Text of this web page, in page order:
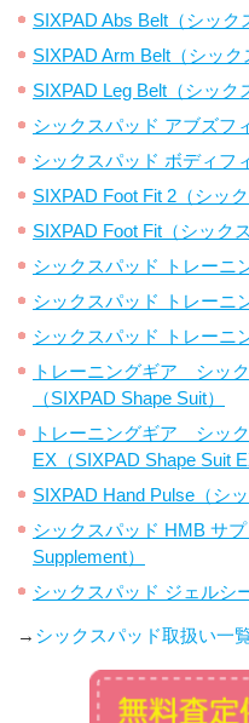
SIXPAD Abs Belt（シック
SIXPAD Arm Belt（シック
SIXPAD Leg Belt（シック
シックスパッド アブズフ
シックスパッド ボディフ
SIXPAD Foot Fit 2（シッ
SIXPAD Foot Fit（シック
シックスパッド トレー
シックスパッド トレー
シックスパッド トレー
トレーニングギア シッ
（SIXPAD Shape Suit）
トレーニングギア シッ
EX（SIXPAD Shape Suit
SIXPAD Hand Pulse（シ
シックスパッド HMB サ
Supplement）
シックスパッド ジェルシ
→ シックスパッド取扱い一